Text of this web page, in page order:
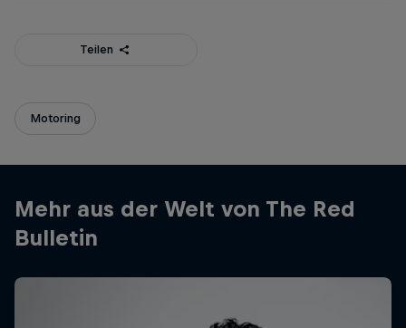
Teilen
Motoring
Mehr aus der Welt von The Red
Bulletin